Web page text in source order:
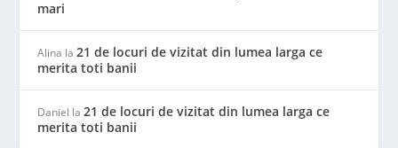
mari
Alina la21 de locuri de vizitat din lumea larga ce
merita toti banii
Daniel la21 de locuri de vizitat din lumea larga ce
merita toti banii